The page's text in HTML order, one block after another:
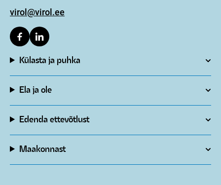
Külasta ja puhka
Ela ja ole
Edenda ettevõtlust
Maakonnast
virol@virol.ee